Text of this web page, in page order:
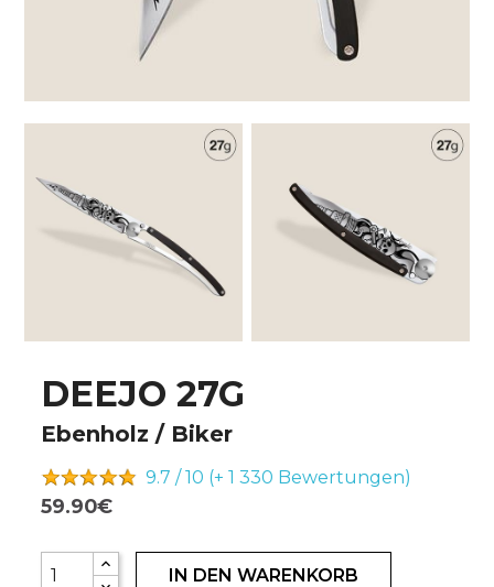
DEEJO 27G
Ebenholz / Biker
9.7 / 10 (+ 1 330 Bewertungen)
59.90€
IN DEN WARENKORB